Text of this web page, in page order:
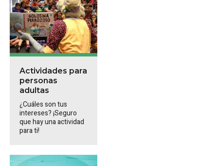
Actividades para
personas
adultas
¿Cuáles son tus
intereses? ¡Seguro
que hay una actividad
para ti!